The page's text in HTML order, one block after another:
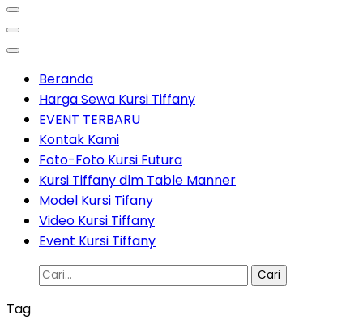
Beranda
Harga Sewa Kursi Tiffany
EVENT TERBARU
Kontak Kami
Foto-Foto Kursi Futura
Kursi Tiffany dlm Table Manner
Model Kursi Tifany
Video Kursi Tiffany
Event Kursi Tiffany
Cari
Tag